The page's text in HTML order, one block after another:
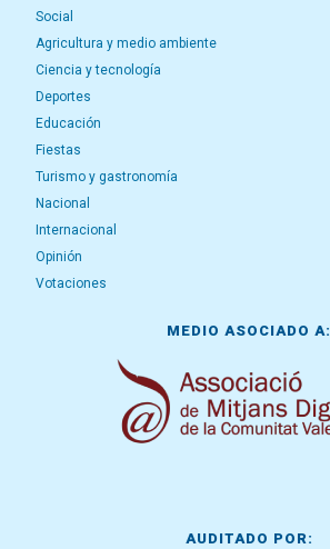
Social
Agricultura y medio ambiente
Ciencia y tecnología
Deportes
Educación
Fiestas
Turismo y gastronomía
Nacional
Internacional
Opinión
Votaciones
MEDIO ASOCIADO A:
AUDITADO POR: